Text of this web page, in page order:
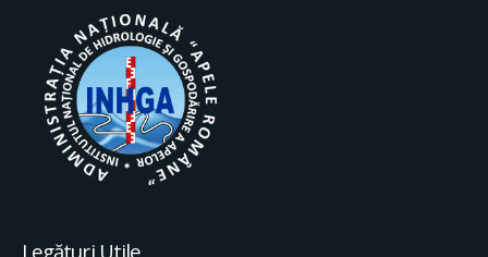
Legături Utile